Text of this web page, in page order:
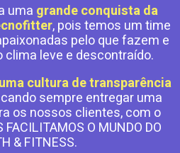
uma grande conquista da
, pois temos um time
pelo que fazem e
clima leve e descontraído.
cultura de transparência
sempre entregar uma
os nossos clientes, com o
O MUNDO DO
& FITNESS.